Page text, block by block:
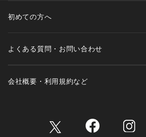
初めての方へ
よくある質問・お問い合わせ
会社概要・利用規約など